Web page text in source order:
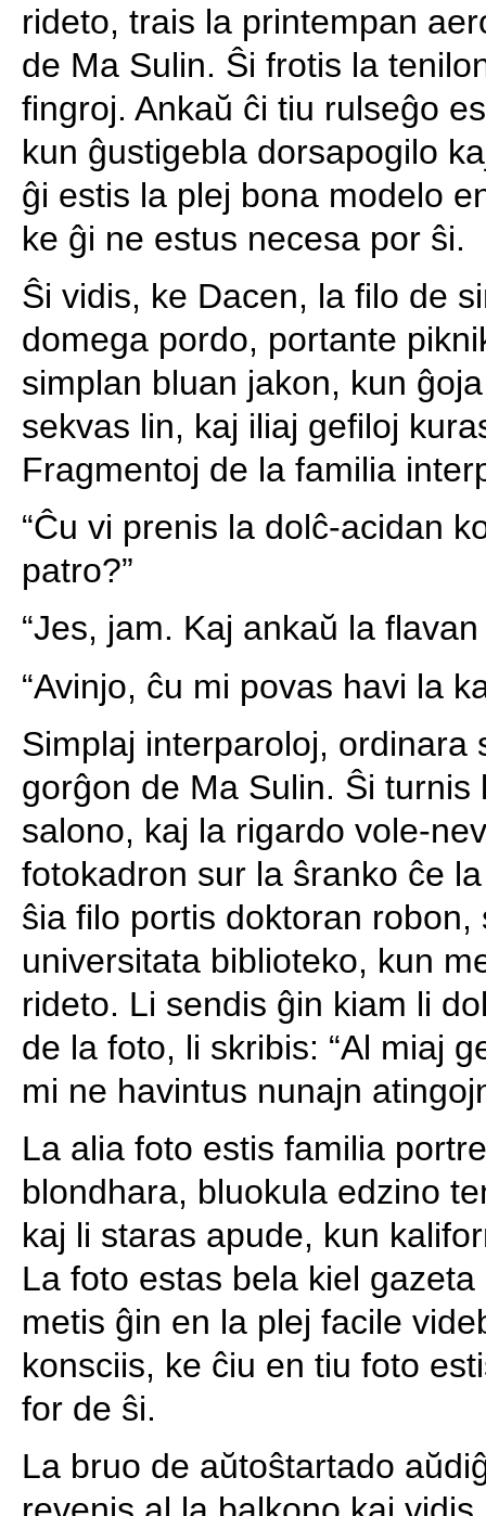
rideto, trais la printempan
de Ma Sulin. Ŝi frotis la
fingroj. Ankaŭ ĉi tiu rulseĝo
kun ĝustigebla dorsapogilo
ĝi estis la plej bona modelo
ke ĝi ne estus necesa por ŝi.
Ŝi vidis, ke Dacen, la filo de
domega pordo, portante
simplan bluan jakon, kun
sekvas lin, kaj iliaj gefiloj
Fragmentoj de la familia
“Ĉu vi prenis la dolĉ-acidan
patro?”
“Jes, jam. Kaj ankaŭ la
“Avinjo, ĉu mi povas havi la
Simplaj interparoloj, ordinara
gorĝon de Ma Sulin. Ŝi
salono, kaj la rigardo vole-
fotokadron sur la ŝranko ĉe
ŝia filo portis doktoran robon,
universitata biblioteko, kun
rideto. Li sendis ĝin kiam li
de la foto, li skribis: “Al miaj
mi ne havintus nunajn
La alia foto estis familia
blondhara, bluokula edzino
kaj li staras apude, kun
La foto estas bela kiel
metis ĝin en la plej facile
konsciis, ke ĉiu en tiu foto
for de ŝi.
La bruo de aŭtoŝtartado